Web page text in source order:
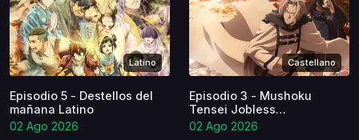
Latino
Episodio 5 - Destellos del
mañana Latino
02 Ago 2026
Castellano
Episodio 3 - Mushoku
Tensei Jobless
Reincarnation S3
02 Ago 2026